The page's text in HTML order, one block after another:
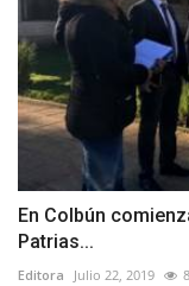
En Colbún
Patrias...
Editora Julio 22, 2019